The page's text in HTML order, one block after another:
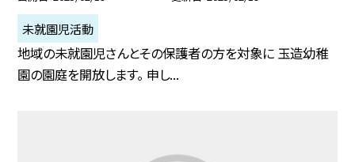
未就園児活動
地域の未就園児さんとその保護者の方を対象に 玉造幼稚
園の園庭を開放します。 申し...